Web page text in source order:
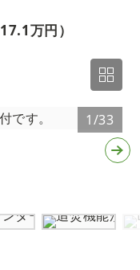
17.1万円）
1/33